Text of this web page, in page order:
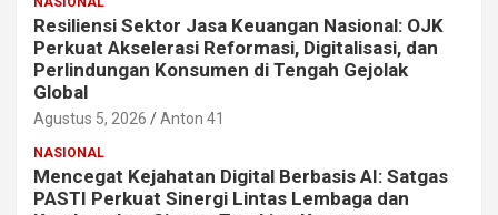
Resiliensi Sektor Jasa Keuangan Nasional: OJK
Perkuat Akselerasi Reformasi, Digitalisasi, dan
Perlindungan Konsumen di Tengah Gejolak
Global
Agustus 5, 2026 Anton 41
NASIONAL
Mencegat Kejahatan Digital Berbasis AI: Satgas
PASTI Perkuat Sinergi Lintas Lembaga dan